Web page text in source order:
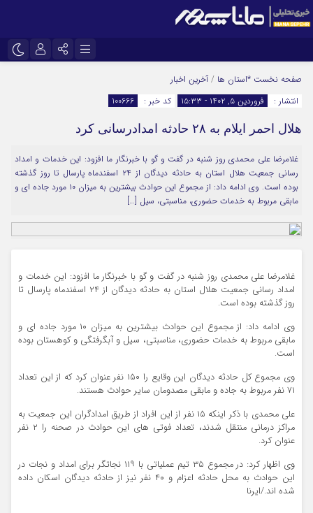
اینستاگرام
سروش ایتا
آپارات
نام کاربری یا نشانی ایمیل
رمز عبور
مرا به خاطر بسپار
صفحه نخست *استان ها / آخرین اخبار
انتشار :
فروردین ۵, ۱۴۰۲ - ۱۵:۳۳ کد خبر : 100666
هلال احمر ایلام به ۲۸ حادثه امدادرسانی کرد
غلامرضا علی محمدی روز شنبه در گفت و گو با خبرنگار ما افزود: این خدمات و امداد
رسانی جمعیت هلال استان به حادثه دیدگان از ۲۴ اسفندماه پارسال تا روز گذشته
بوده است. وی ادامه داد: از مجموع این حوادث بیشترین به میزان ۱۰ مورد جاده ای و
مابقی مربوط به خدمات حضوری، مناسبتی، سیل […]
غلامرضا علی محمدی روز شنبه در گفت و گو با خبرنگار ما افزود: این خدمات و
امداد رسانی جمعیت هلال استان به حادثه دیدگان از ۲۴ اسفندماه پارسال تا
روز گذشته بوده است.
وی ادامه داد: از مجموع این حوادث بیشترین به میزان ۱۰ مورد جاده ای و
مابقی مربوط به خدمات حضوری، مناسبتی، سیل و آبگرفتگی و کوهستان بوده
است.
وی مجموع کل حادثه دیدگان این وقایع را ۱۵۰ نفر عنوان کرد که از این تعداد
۷۱ نفر مربوط به جاده و مابقی مصدومان سایر حوادث هستند.
علی محمدی با ذکر اینکه ۱۵ نفر از این افراد از طریق امدادگران این جمعیت به
مراکز درمانی منتقل شدند، تعداد فوتی های این حوادث در صحنه را ۲ نفر
عنوان کرد.
وی اظهار کرد: در مجموع ۳۵ تیم عملیاتی با ۱۱۹ نجاتگر برای امداد و نجات در
این حوادث به محل حادثه اعزام و ۴۰ نفر نیز از حادثه دیدگان اسکان داده
شده اند./ایرنا